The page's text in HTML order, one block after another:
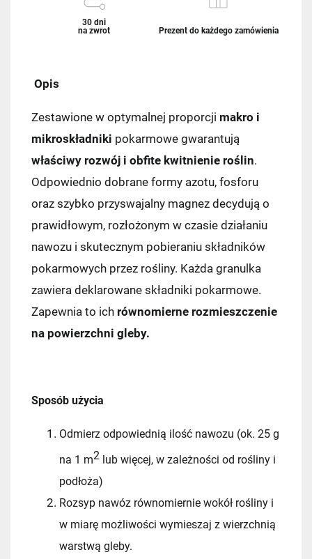
30 dni
na zwrot
Prezent do każdego zamówienia
Opis
Zestawione w optymalnej proporcji makro i
mikroskładniki pokarmowe gwarantują
właściwy rozwój i obfite kwitnienie roślin.
Odpowiednio dobrane formy azotu, fosforu
oraz szybko przyswajalny magnez decydują o
prawidłowym, rozłożonym w czasie działaniu
nawozu i skutecznym pobieraniu składników
pokarmowych przez rośliny. Każda granulka
zawiera deklarowane składniki pokarmowe.
Zapewnia to ich równomierne rozmieszczenie
na powierzchni gleby.
Sposób użycia
Odmierz odpowiednią ilość nawozu (ok. 25 g
na 1 m2 lub więcej, w zależności od rośliny i
podłoża)
Rozsyp nawóz równomiernie wokół rośliny i
w miarę możliwości wymieszaj z wierzchnią
warstwą gleby.
Pocztex PUNKT/AUTOMAT 7,49 zł
Kurier Pocztex 9,90 zł
ORLEN Paczka